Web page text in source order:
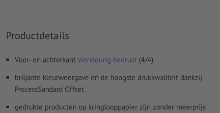
Productdetails
Voor- en achterkant vierkleurig bedrukt (4/4)
briljante kleurweergave en de hoogste drukkwaliteit dankzij
ProcessSandard Offset
gedrukte producten op kringlooppapier zijn zonder meerprijs